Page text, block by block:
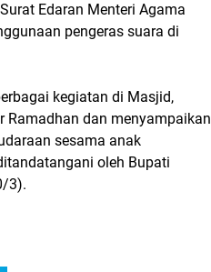
Edaran Menteri Agama
pengeras suara di
kegiatan di Masjid,
dan menyampaikan
sesama anak
oleh Bupati
3).